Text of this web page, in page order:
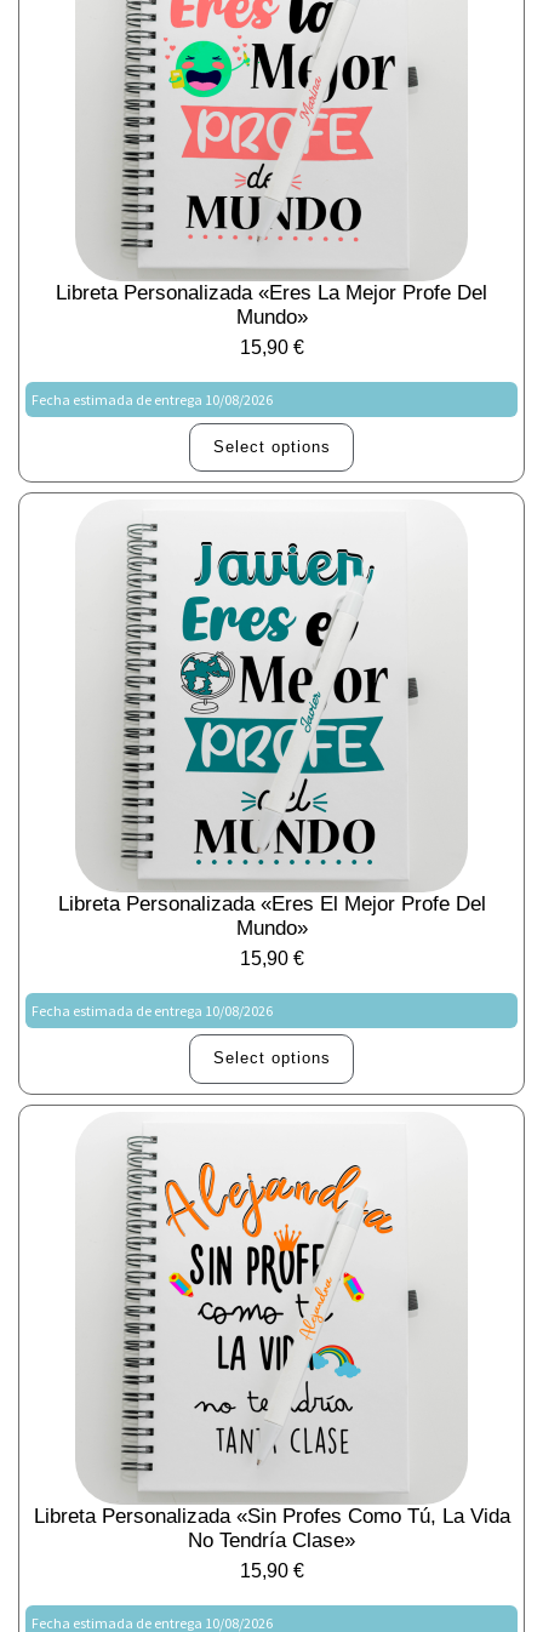
Libreta Personalizada «Eres La Mejor Profe Del
Mundo»
15,90 €
Fecha estimada de entrega 10/08/2026
Select options
Libreta Personalizada «Eres El Mejor Profe Del
Mundo»
15,90 €
Fecha estimada de entrega 10/08/2026
Select options
Libreta Personalizada «Sin Profes Como Tú, La Vida
No Tendría Clase»
15,90 €
Fecha estimada de entrega 10/08/2026